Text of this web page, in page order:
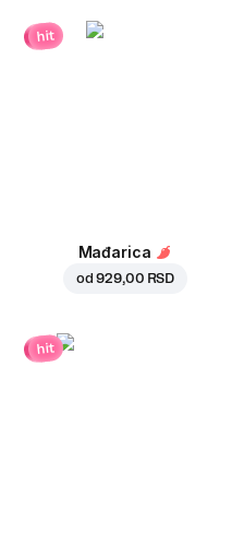
hit
Mađarica
od929,00 RSD
hit